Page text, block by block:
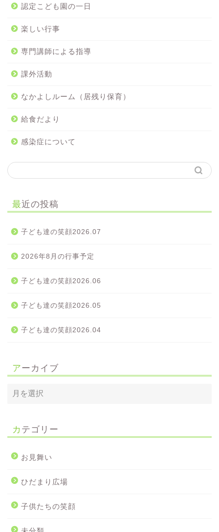
認定こども園の一日
楽しい行事
専門講師による指導
課外活動
なかよしルーム（居残り保育）
給食だより
感染症について
最近の投稿
子ども達の笑顔2026.07
2026年8月の行事予定
子ども達の笑顔2026.06
子ども達の笑顔2026.05
子ども達の笑顔2026.04
アーカイブ
カテゴリー
お見舞い
ひだまり広場
子供たちの笑顔